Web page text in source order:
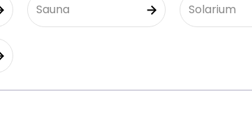
Sauna Solarium